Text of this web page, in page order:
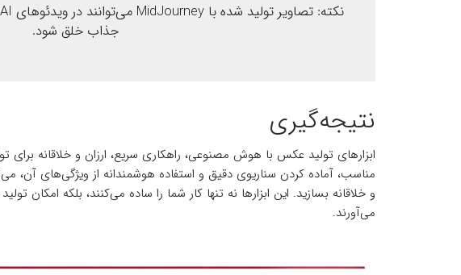
جذاب خلق شود.
نتیجه‌گیری
ابزارهای تولید عکس با هوش مصنوعی، راهکاری سریع، ارزان و خلاقانه برای
مناسب، آماده کردن سناریوی دقیق و استفاده هوشمندانه از ویژگی‌های آن،
و خلاقانه بسازید. این ابزارها نه تنها کار شما را ساده می‌کنند، بلکه امکان
می‌آورند.